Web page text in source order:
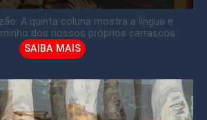
A quinta coluna mostra a língua e
dos nossos próprios carrascos
SAIBA MAIS